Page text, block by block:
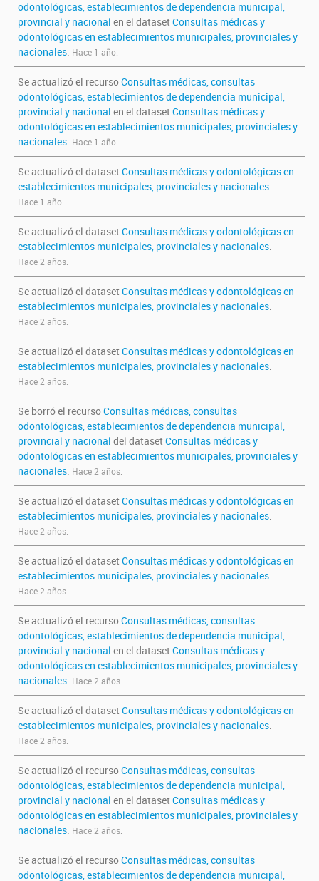
odontológicas, establecimientos de dependencia municipal,
provincial y nacional en el dataset Consultas médicas y
odontológicas en establecimientos municipales, provinciales y
nacionales. Hace 1 año.
Se actualizó el recursoConsultas médicas, consultas
odontológicas, establecimientos de dependencia municipal,
provincial y nacional en el dataset Consultas médicas y
odontológicas en establecimientos municipales, provinciales y
nacionales. Hace 1 año.
Se actualizó el dataset Consultas médicas y odontológicas en
establecimientos municipales, provinciales y nacionales.
Hace 1 año.
Se actualizó el dataset Consultas médicas y odontológicas en
establecimientos municipales, provinciales y nacionales.
Hace 2 años.
Se actualizó el dataset Consultas médicas y odontológicas en
establecimientos municipales, provinciales y nacionales.
Hace 2 años.
Se actualizó el dataset Consultas médicas y odontológicas en
establecimientos municipales, provinciales y nacionales.
Hace 2 años.
Se borró el recursoConsultas médicas, consultas
odontológicas, establecimientos de dependencia municipal,
provincial y nacional del dataset Consultas médicas y
odontológicas en establecimientos municipales, provinciales y
nacionales. Hace 2 años.
Se actualizó el dataset Consultas médicas y odontológicas en
establecimientos municipales, provinciales y nacionales.
Hace 2 años.
Se actualizó el dataset Consultas médicas y odontológicas en
establecimientos municipales, provinciales y nacionales.
Hace 2 años.
Se actualizó el recursoConsultas médicas, consultas
odontológicas, establecimientos de dependencia municipal,
provincial y nacional en el dataset Consultas médicas y
odontológicas en establecimientos municipales, provinciales y
nacionales. Hace 2 años.
Se actualizó el dataset Consultas médicas y odontológicas en
establecimientos municipales, provinciales y nacionales.
Hace 2 años.
Se actualizó el recursoConsultas médicas, consultas
odontológicas, establecimientos de dependencia municipal,
provincial y nacional en el dataset Consultas médicas y
odontológicas en establecimientos municipales, provinciales y
nacionales. Hace 2 años.
Se actualizó el recursoConsultas médicas, consultas
odontológicas, establecimientos de dependencia municipal,